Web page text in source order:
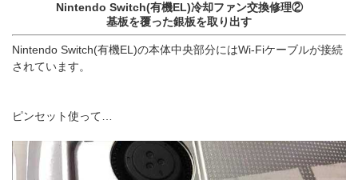
Nintendo Switch(有機EL)冷却ファン交換修理②
基板を覆った銀板を取り出す
Nintendo Switch(有機EL)の本体中央部分にはWi-Fiケーブルが接続
されています。
ピンセット使って…